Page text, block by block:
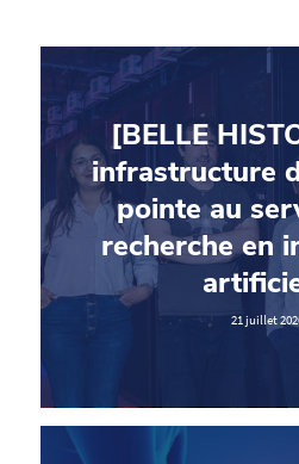
[BELLE
infrastructure
pointe au
recherche en
21 juillet